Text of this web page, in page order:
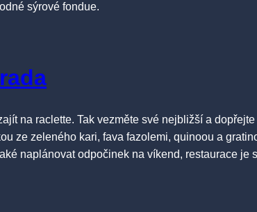
sýrové fondue.
na raclette. Tak vezměte své nejbližší a
ze zeleného kari, fava fazolemi, quinoou a
naplánovat odpočinek na víkend, restaurace je